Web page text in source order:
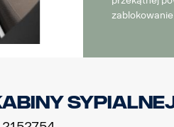
zablokowanie